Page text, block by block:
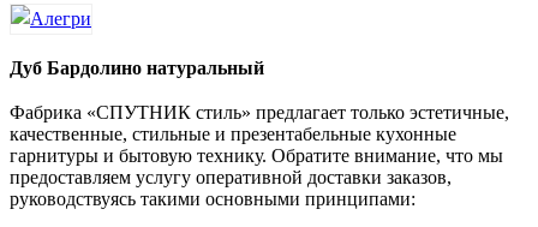
Дуб Бардолино натуральный
Фабрика «СПУТНИК стиль» предлагает только эстетичные,
качественные, стильные и презентабельные кухонные
гарнитуры и бытовую технику. Обратите внимание, что мы
предоставляем услугу оперативной доставки заказов,
руководствуясь такими основными принципами: